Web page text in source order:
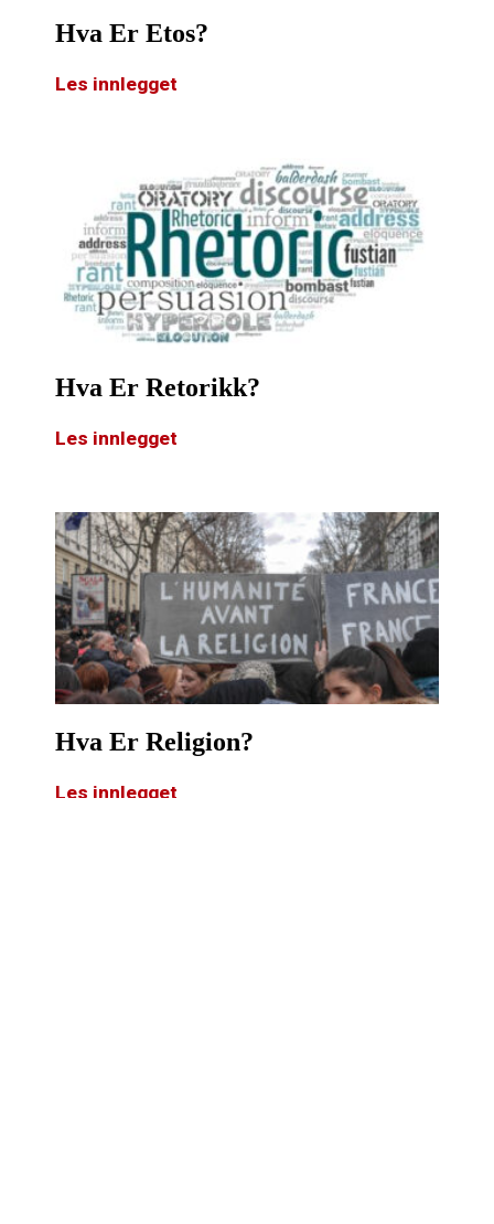
Hva Er Etos?
Les innlegget
Hva Er Retorikk?
Les innlegget
Hva Er Religion?
Les innlegget